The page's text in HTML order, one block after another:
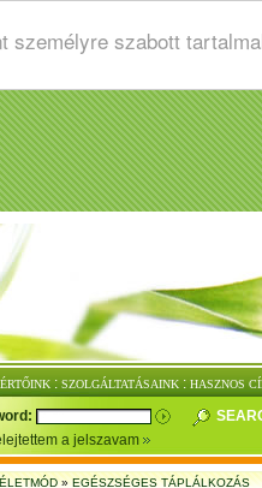
szabott
: SZOLGÁLTATÁSAINK : HASZNOS
a jelszavam
»EGÉSZSÉGES TÁPLÁLKOZÁS